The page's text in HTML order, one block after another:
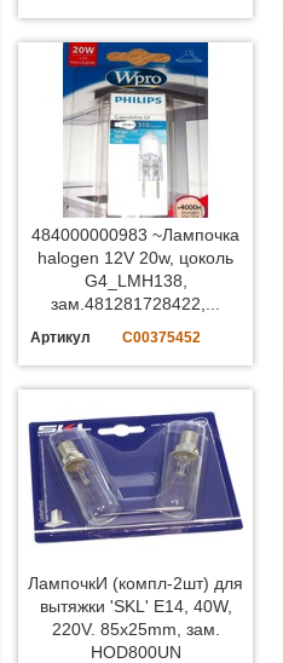
484000000983 ~Лампочка
halogen 12V 20w, цоколь
G4_LMH138,
зам.481281728422,...
Артикул C00375452
ЛампочкИ (компл-2шт) для
вытяжки 'SKL' E14, 40W,
220V. 85x25mm, зам.
HOD800UN